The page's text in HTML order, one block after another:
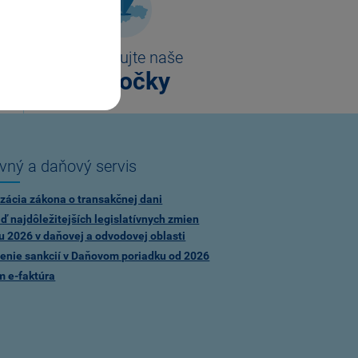
Kontaktujte naše
pobočky
a daňový servis
zákona o transakčnej dani
najdôležitejších legislatívnych zmien
2026 v daňovej a odvodovej oblasti
sankcií v Daňovom poriadku od 2026
e-faktúra